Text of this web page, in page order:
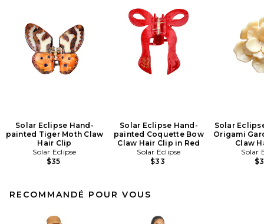
Solar Eclipse Hand-
painted Tiger Moth Claw
Hair Clip
Solar Eclipse
$35
Solar Eclipse Hand-
painted Coquette Bow
Claw Hair Clip in Red
Solar Eclipse
$33
Solar
Origami
Claw
Solar
RECOMMANDÉ POUR VOUS